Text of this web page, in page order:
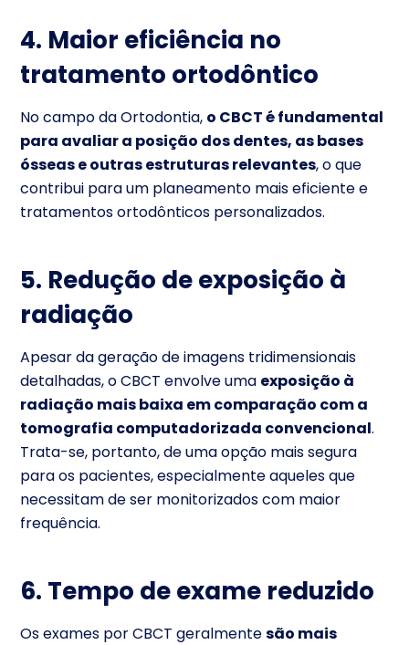
4. Maior eficiência no
tratamento ortodôntico
No campo da Ortodontia, o CBCT é fundamental
para avaliar a posição dos dentes, as bases
ósseas e outras estruturas relevantes, o que
contribui para um planeamento mais eficiente e
tratamentos ortodônticos personalizados.
5. Redução de exposição à
radiação
Apesar da geração de imagens tridimensionais
detalhadas, o CBCT envolve uma exposição à
radiação mais baixa em comparação com a
tomografia computadorizada convencional.
Trata-se, portanto, de uma opção mais segura
para os pacientes, especialmente aqueles que
necessitam de ser monitorizados com maior
frequência.
6. Tempo de exame reduzido
Os exames por CBCT geralmentesão mais